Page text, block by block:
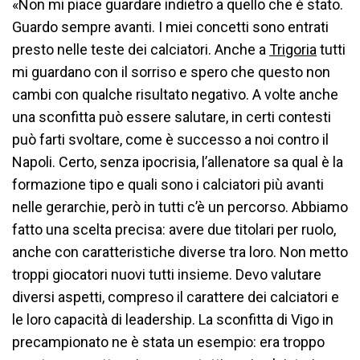
«Non mi piace guardare indietro a quello che è stato.
Guardo sempre avanti. I miei concetti sono entrati
presto nelle teste dei calciatori. Anche a Trigoria tutti
mi guardano con il sorriso e spero che questo non
cambi con qualche risultato negativo. A volte anche
una sconfitta può essere salutare, in certi contesti
può farti svoltare, come è successo a noi contro il
Napoli. Certo, senza ipocrisia, l’allenatore sa qual è la
formazione tipo e quali sono i calciatori più avanti
nelle gerarchie, però in tutti c’è un percorso. Abbiamo
fatto una scelta precisa: avere due titolari per ruolo,
anche con caratteristiche diverse tra loro. Non metto
troppi giocatori nuovi tutti insieme. Devo valutare
diversi aspetti, compreso il carattere dei calciatori e
le loro capacità di leadership. La sconfitta di Vigo in
precampionato ne è stata un esempio: era troppo